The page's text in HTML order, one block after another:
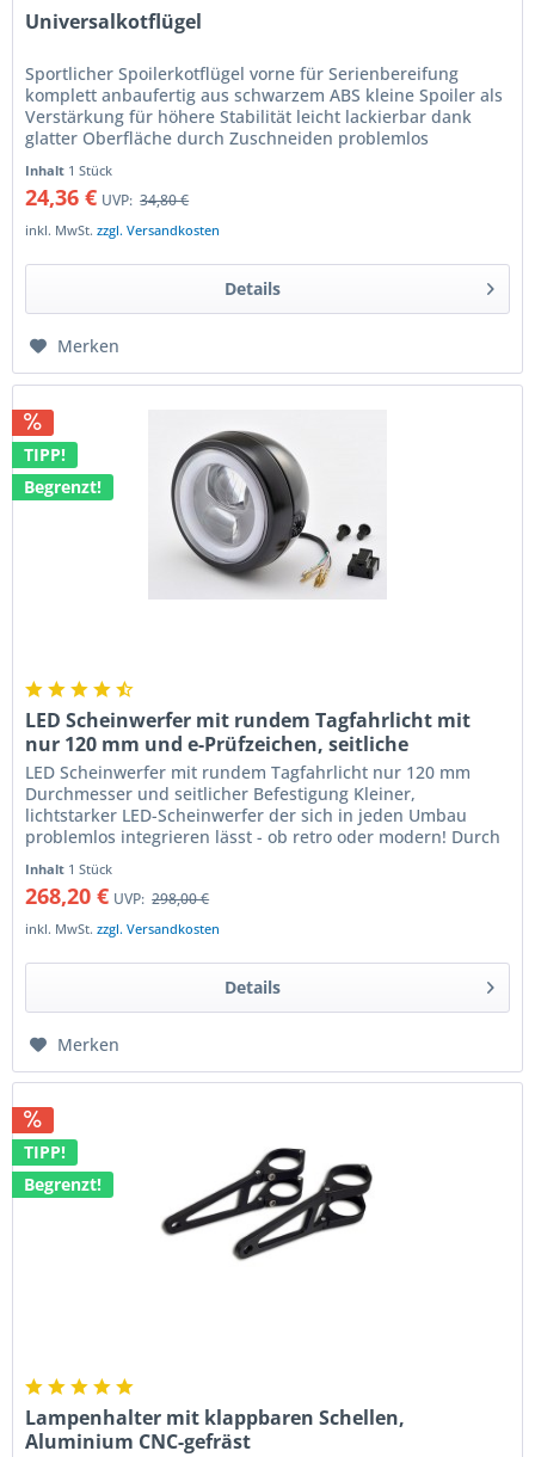
Universalkotflügel
Sportlicher Spoilerkotflügel vorne für Serienbereifung
komplett anbaufertig aus schwarzem ABS kleine Spoiler als
Verstärkung für höhere Stabilität leicht lackierbar dank
glatter Oberfläche durch Zuschneiden problemlos
Inhalt 1 Stück
24,36 € UVP: 34,80 €
inkl. MwSt.zzgl. Versandkosten
Details
Merken
TIPP!
Begrenzt!
LED Scheinwerfer mit rundem Tagfahrlicht mit
nur 120 mm und e-Prüfzeichen, seitliche
Befestigung
LED Scheinwerfer mit rundem Tagfahrlicht nur 120 mm
Durchmesser und seitlicher Befestigung Kleiner,
lichtstarker LED-Scheinwerfer der sich in jeden Umbau
problemlos integrieren lässt - ob retro oder modern! Durch
Inhalt 1 Stück
268,20 € UVP: 298,00 €
inkl. MwSt.zzgl. Versandkosten
Details
Merken
TIPP!
Begrenzt!
Lampenhalter mit klappbaren Schellen,
Aluminium CNC-gefräst